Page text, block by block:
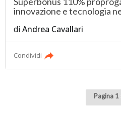
innovazione e tecnologia
diAndrea Cavallari
Condividi
Pagina 1